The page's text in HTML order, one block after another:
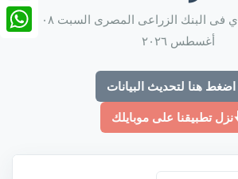
سعر ريال سعودي فى البنك الزراعى المصرى السبت ٠٨
أغسطس ٢٠٢٦
اضغط هنا لتحديث البيانات
نزل تطبيقنا على موبايلك